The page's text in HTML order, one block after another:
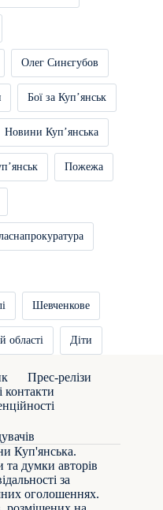
Олег Синєгубов
Бої за Купʼянськ
Новини Купʼянська
Пожежа
Шевченкове
області Діти
Прес-релізи
контакти
Куп'янська.
та думки авторів
за
оголошеннях.